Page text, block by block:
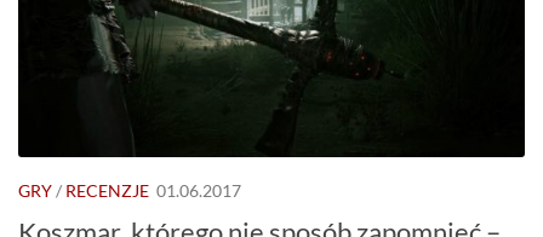
GRY/ RECENZJE 01.06.2017